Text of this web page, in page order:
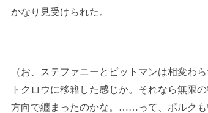
かなり見受けられた。
（お、ステファニーとビットマンは相変
トクロウに移籍した感じか。それなら無限
方向で纏まったのかな。……って、ポルク